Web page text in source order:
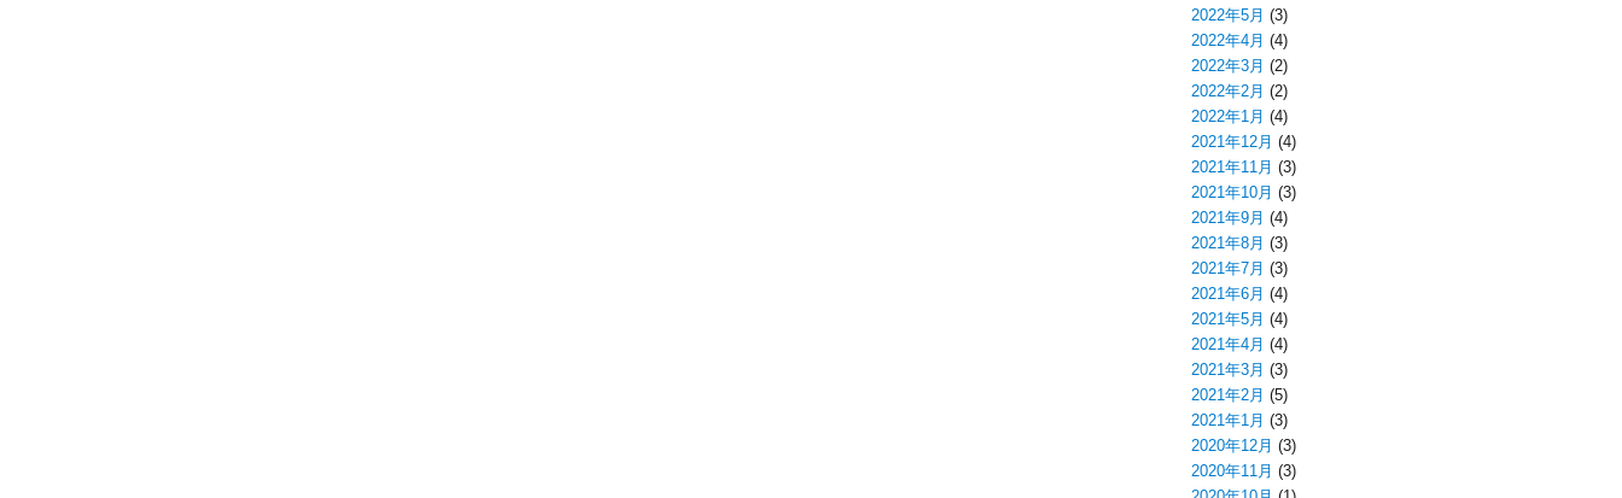
2022年5月 (3)
2022年4月 (4)
2022年3月 (2)
2022年2月 (2)
2022年1月 (4)
2021年12月 (4)
2021年11月 (3)
2021年10月 (3)
2021年9月 (4)
2021年8月 (3)
2021年7月 (3)
2021年6月 (4)
2021年5月 (4)
2021年4月 (4)
2021年3月 (3)
2021年2月 (5)
2021年1月 (3)
2020年12月 (3)
2020年11月 (3)